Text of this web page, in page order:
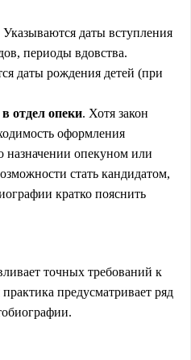
Указываются даты вступления
периоды вдовства.
даты рождения детей (при
отдел опеки. Хотя закон
оформления
назначении опекуном или
стать кандидатом,
кратко пояснить
точных требований к
предусматривает ряд